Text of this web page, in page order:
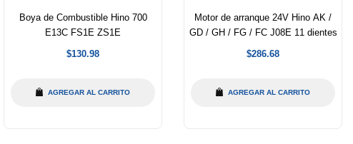
Boya de Combustible Hino 700
E13C FS1E ZS1E
Precio
$130.98
AGREGAR AL CARRITO
Motor de arranque 24V Hino AK /
GD / GH / FG / FC J08E 11 dientes
Precio
$286.68
AGREGAR AL CARRITO